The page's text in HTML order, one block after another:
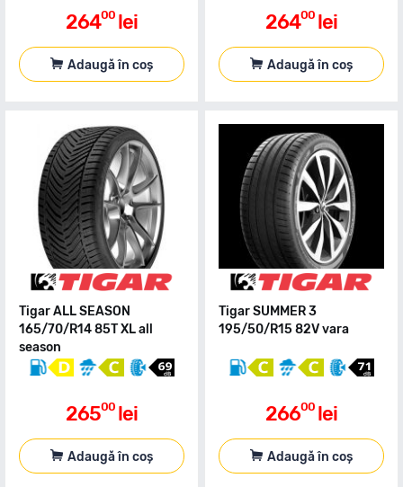
26400 lei
Adaugă în coș
26400 lei
Adaugă în coș
Tigar ALL SEASON
165/70/R14 85T XL all
season
26500 lei
Adaugă în coș
Tigar SUMMER 3
195/50/R15 82V vara
26600 lei
Adaugă în coș